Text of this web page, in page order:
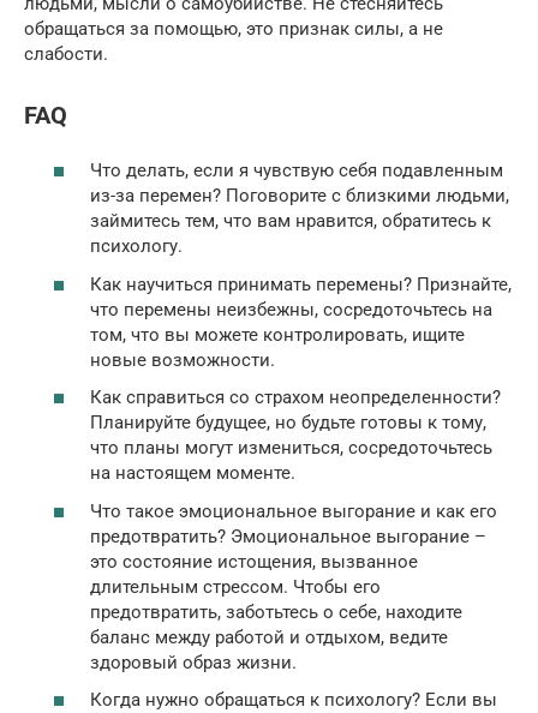
обращаться за помощью, это признак силы, а не
слабости.
FAQ
Что делать, если я чувствую себя подавленным
из-за перемен? Поговорите с близкими людьми,
займитесь тем, что вам нравится, обратитесь к
психологу.
Как научиться принимать перемены? Признайте,
что перемены неизбежны, сосредоточьтесь на
том, что вы можете контролировать, ищите
новые возможности.
Как справиться со страхом неопределенности?
Планируйте будущее, но будьте готовы к тому,
что планы могут измениться, сосредоточьтесь
на настоящем моменте.
Что такое эмоциональное выгорание и как его
предотвратить? Эмоциональное выгорание –
это состояние истощения, вызванное
длительным стрессом. Чтобы его
предотвратить, заботьтесь о себе, находите
баланс между работой и отдыхом, ведите
здоровый образ жизни.
Когда нужно обращаться к психологу? Если вы